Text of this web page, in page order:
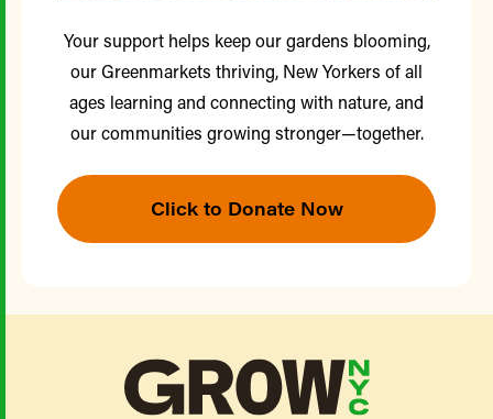
Your support helps keep our gardens blooming,
our Greenmarkets thriving, New Yorkers of all
ages learning and connecting with nature, and
our communities growing stronger—together.
Click to Donate Now